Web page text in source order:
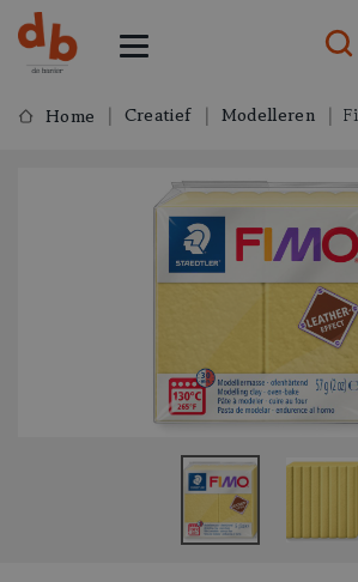
of
Home Creatief Modelleren